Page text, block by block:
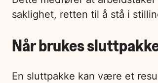
saklighet, retten til å stå i
Når brukes
En sluttpakke kan være et